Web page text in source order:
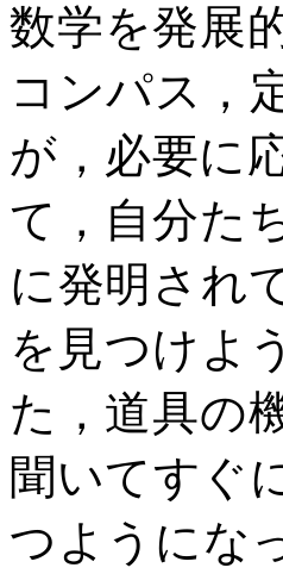
数学を発展
コンパス，
が，必要に
て，自分た
に発明され
を見つけよ
た，道具の
聞いてすぐ
つようにな